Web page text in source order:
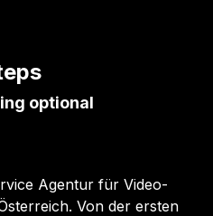
optional
Agentur für Video-
Von der ersten